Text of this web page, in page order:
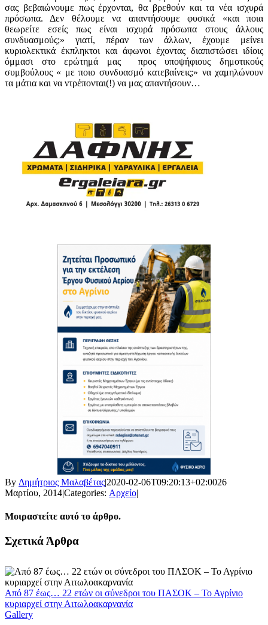
σας βεβαιώνουμε πως έρχονται, θα βρεθούν και τα νέα ισχυρά
πρόσωπα. Δεν θέλουμε να απαντήσουμε φυσικά «και ποια
θεωρείτε εσείς πως είναι ισχυρά πρόσωπα στους άλλους
συνδυασμούς;» γιατί, πέραν των άλλων, έχουμε μείνει
κυριολεκτικά έκπληκτοι και άφωνοι έχοντας διαπιστώσει ιδίοις
όμμασι στο ερώτημά μας προς υποψήφιους δημοτικούς
συμβούλους « με ποιο συνδυασμό κατεβαίνεις;» να χαμηλώνουν
τα μάτια και να ντρέπονται(!) να μας απαντήσουν…
By Δημήτριος Μαλαβέτας|2020-02-06T09:20:13+02:0026
Μαρτίου, 2014|Categories: Αρχείο|
Μοιραστείτε αυτό το άρθρο.
Facebook
X
LinkedIn
WhatsApp
Email
Σχετικά Άρθρα
Από 87 έως… 22 ετών οι σύνεδροι του ΠΑΣΟΚ – Το Αγρίνιο
κυριαρχεί στην Αιτωλοακαρνανία
Gallery